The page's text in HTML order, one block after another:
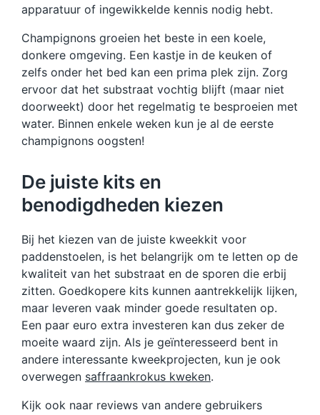
apparatuur of ingewikkelde kennis nodig hebt.
Champignons groeien het beste in een koele,
donkere omgeving. Een kastje in de keuken of
zelfs onder het bed kan een prima plek zijn. Zorg
ervoor dat het substraat vochtig blijft (maar niet
doorweekt) door het regelmatig te besproeien met
water. Binnen enkele weken kun je al de eerste
champignons oogsten!
De juiste kits en
benodigdheden kiezen
Bij het kiezen van de juiste kweekkit voor
paddenstoelen, is het belangrijk om te letten op de
kwaliteit van het substraat en de sporen die erbij
zitten. Goedkopere kits kunnen aantrekkelijk lijken,
maar leveren vaak minder goede resultaten op.
Een paar euro extra investeren kan dus zeker de
moeite waard zijn. Als je geïnteresseerd bent in
andere interessante kweekprojecten, kun je ook
overwegen saffraankrokus kweken.
Kijk ook naar reviews van andere gebruikers